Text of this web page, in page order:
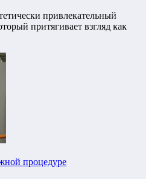
привлекательный
притягивает взгляд как
процедуре